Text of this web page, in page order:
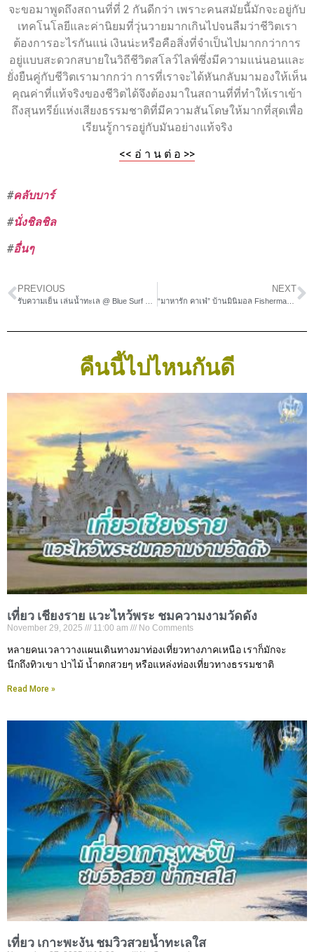
จะขอมาพูดถึงสถานที่ที่ 2 กันดีกว่า เพราะคนสมัยนี้มักจะอยู่กับ
เทคโนโลยีและค่านิยมที่วุ่นวายมากเกินไปจนลืมว่าชีวิตเรา
ต้องการอะไรกันแน่ เงินน่ะหรือคือสิ่งที่จำเป็นไปมากกว่าการ
อยู่แบบสะดวกสบายในวิถีชีวิตสโลว์ไลฟ์ซึ่งมีความแน่นอนและ
ยั่งยืนคู่กับชีวิตเรามากกว่า การที่เราจะได้หันกลับมามองให้เห็น
คุณค่าที่แท้จริงของชีวิตได้จึงต้องมาในสถานที่ที่ทำให้เราเข้า
ถึงสุนทรีย์แห่งเสียงธรรมชาติที่มีความสันโดษให้มากที่สุดเพื่อ
เรียนรู้การอยู่กับมันอย่างแท้จริง
<< อ่ า น ต่ อ >>
#คลับบาร์
#นั่งชิลชิล
#อื่นๆ
PREVIOUS NEXT
“มาหารัก คาเฟ่” บ้านมินิมอล Fisherman @เกาะล้าน
คืนนี้ไปไหนกันดี
เที่ยว เชียงราย แวะไหว้พระ ชมความงามวัดดัง
November 29, 2025 11:00 am No Comments
หลายคนเวลาวางแผนเดินทางมาท่องเที่ยวทางภาคเหนือ เราก็มักจะ
นึกถึงทิวเขา ป่าไม้ น้ำตกสวยๆ หรือแหล่งท่องเที่ยวทางธรรมชาติ
Read More »
เที่ยว เกาะพะงัน ชมวิวสวยน้ำทะเลใส